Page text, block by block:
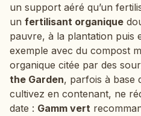
un support aéré qu’un
un fertilisant organique
pauvre, à la plantation puis
exemple avec du compost
organique citée par des
the Garden, parfois à base
cultivez en contenant, ne
date : Gamm vert